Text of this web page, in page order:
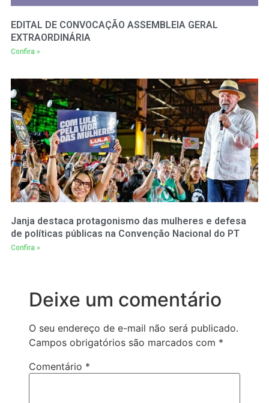
EDITAL DE CONVOCAÇÃO ASSEMBLEIA GERAL
EXTRAORDINÁRIA
Confira »
Janja destaca protagonismo das mulheres e defesa
de políticas públicas na Convenção Nacional do PT
Confira »
Deixe um comentário
O seu endereço de e-mail não será publicado.
Campos obrigatórios são marcados com *
Comentário *